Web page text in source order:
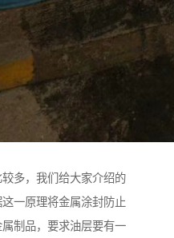
多，我们给大家介绍的
一原理将金属涂封防止
制品，要求油层要有一